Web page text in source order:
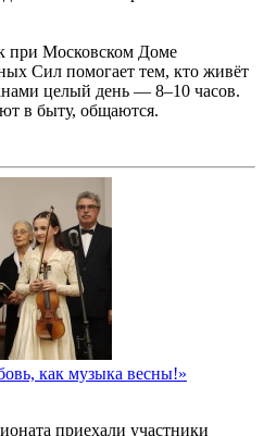
при Московском Доме
Сил помогает тем, кто живёт
целый день — 8–10 часов.
в быту, общаются.
как музыка весны!»
приехали участники